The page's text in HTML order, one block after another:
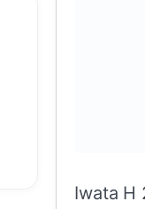
Iwata H